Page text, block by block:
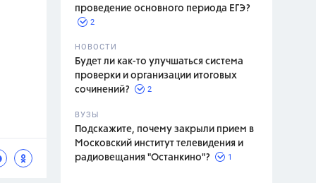
проведение основного периода ЕГЭ?
2
НОВОСТИ
Будет ли как-то улучшаться система
проверки и организации итоговых
сочинений?
2
ВУЗЫ
Подскажите, почему закрыли прием в
Московский институт телевидения и
радиовещания "Останкино"?
1